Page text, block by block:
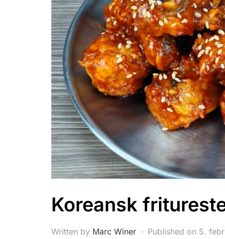
Koreansk
Written by Marc Winer Published on 5.